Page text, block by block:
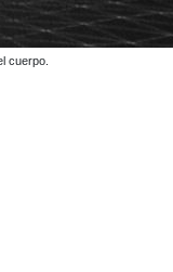
cuerpo.